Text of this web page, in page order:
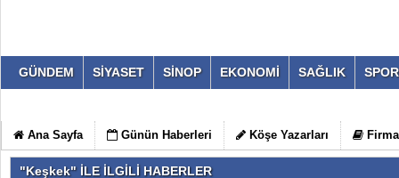
GÜNDEM SİYASET SİNOP EKONOMİ SAĞLIK SPOR
Ana Sayfa Günün Haberleri Köşe Yazarları
"Keşkek" İLE İLGİLİ HABERLER